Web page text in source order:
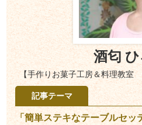
酒匂
【手作りお菓子工房＆料理教室
記事テーマ
「簡単ステキなテーブルセッ